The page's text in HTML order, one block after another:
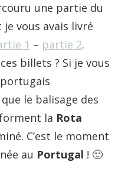
une partie du
je vous avais livré
1 – partie 2.
billets ? Si je vous
le balisage des
la Rota
C’est le moment
au Portugal ! 🙂